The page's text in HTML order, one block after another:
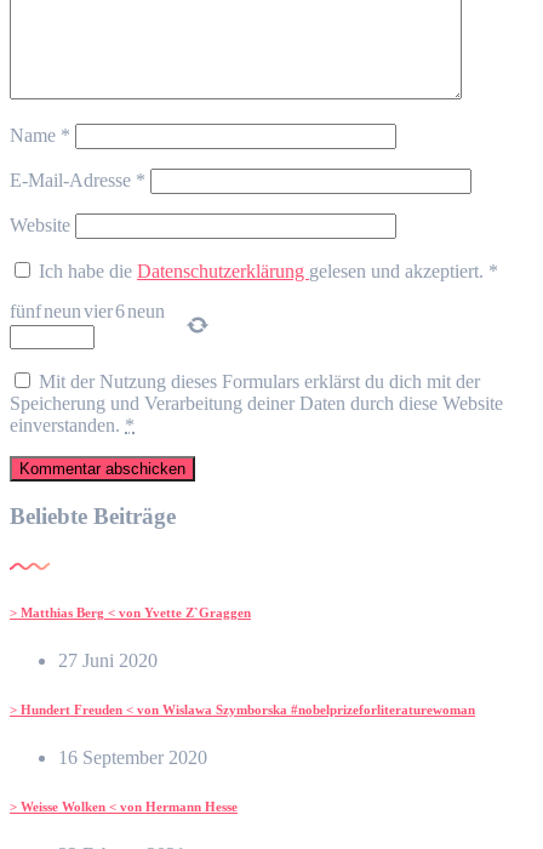
Name *
E-Mail-Adresse *
Website
Ich habe die Datenschutzerklärung gelesen und akzeptiert. *
fünfneunvier6neun
Mit der Nutzung dieses Formulars erklärst du dich mit der
Speicherung und Verarbeitung deiner Daten durch diese Website
einverstanden. *
Beliebte Beiträge
> Matthias Berg < von Yvette Z`Graggen
27 Juni 2020
> Hundert Freuden < von Wislawa Szymborska #nobelprizeforliteraturewoman
16 September 2020
> Weisse Wolken < von Hermann Hesse